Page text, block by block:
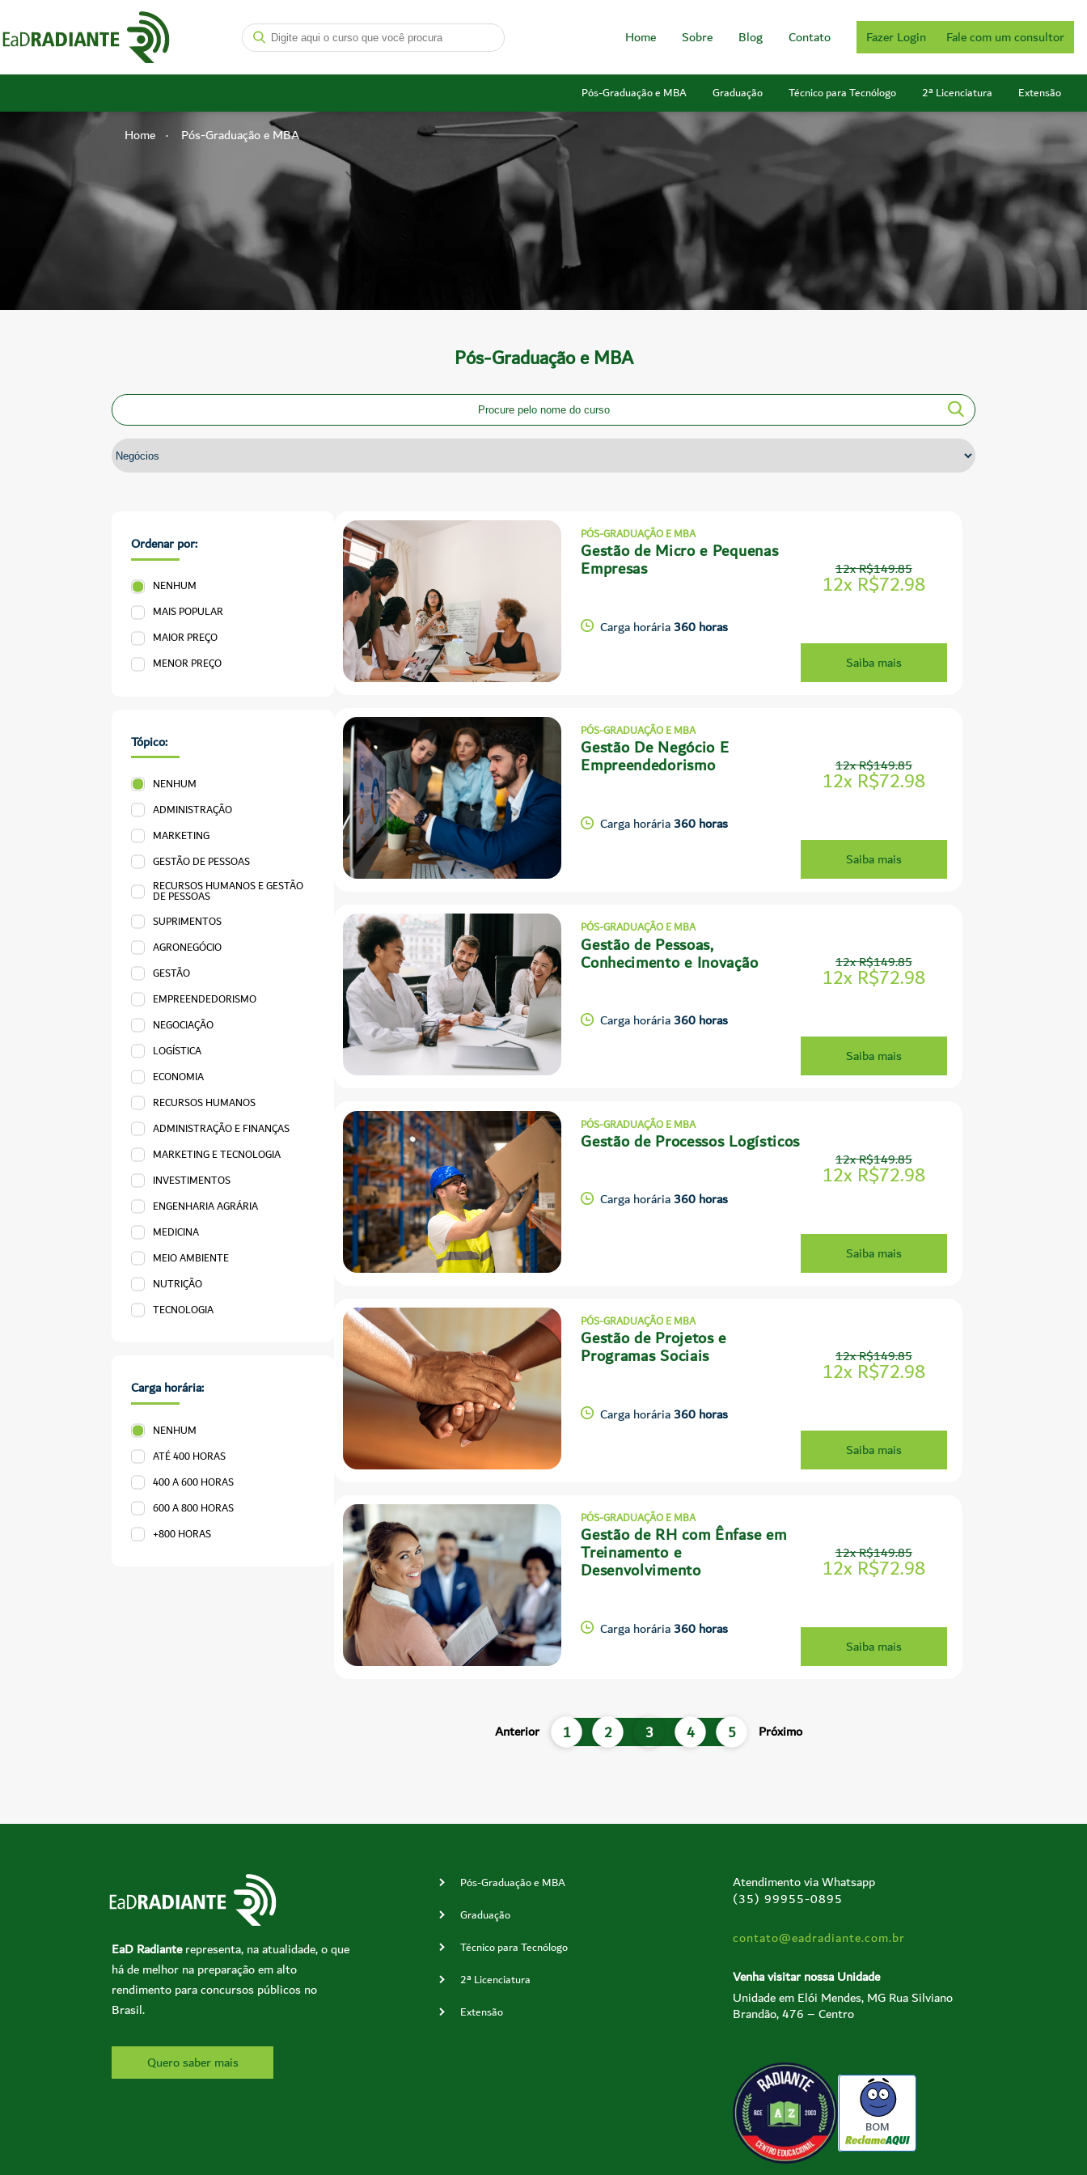
Home Sobre Blog Contato Fazer Login Fale com um consultor
Pós-Graduação e MBA Graduação Técnico para Tecnólogo 2ª Licenciatura Extensão
Home Pós-Graduação e MBA
Pós-Graduação e MBA
Ordenar por:
NENHUM
MAIS POPULAR
MAIOR PREÇO
MENOR PREÇO
Tópico:
NENHUM
ADMINISTRAÇÃO
MARKETING
GESTÃO DE PESSOAS
RECURSOS HUMANOS E GESTÃO
DE PESSOAS
SUPRIMENTOS
AGRONEGÓCIO
GESTÃO
EMPREENDEDORISMO
NEGOCIAÇÃO
LOGÍSTICA
ECONOMIA
RECURSOS HUMANOS
ADMINISTRAÇÃO E FINANÇAS
MARKETING E TECNOLOGIA
INVESTIMENTOS
ENGENHARIA AGRÁRIA
MEDICINA
MEIO AMBIENTE
NUTRIÇÃO
TECNOLOGIA
Carga horária:
NENHUM
ATÉ 400 HORAS
400 A 600 HORAS
600 A 800 HORAS
+800 HORAS
PÓS-GRADUAÇÃO E MBA
Gestão de Micro e Pequenas
Empresas
Carga horária360 horas
12x R$149.85
12x R$72.98
Saiba mais
PÓS-GRADUAÇÃO E MBA
Gestão De Negócio E
Empreendedorismo
Carga horária360 horas
12x R$149.85
12x R$72.98
Saiba mais
PÓS-GRADUAÇÃO E MBA
Gestão de Pessoas,
Conhecimento e Inovação
Carga horária360 horas
12x R$149.85
12x R$72.98
Saiba mais
PÓS-GRADUAÇÃO E MBA
Gestão de Processos Logísticos
Carga horária360 horas
12x R$149.85
12x R$72.98
Saiba mais
PÓS-GRADUAÇÃO E MBA
Gestão de Projetos e
Programas Sociais
Carga horária360 horas
12x R$149.85
12x R$72.98
Saiba mais
PÓS-GRADUAÇÃO E MBA
Gestão de RH com Ênfase em
Treinamento e
Desenvolvimento
Carga horária360 horas
12x R$149.85
12x R$72.98
Saiba mais
Anterior 1 2 3 4 5 Próximo
EaD Radianterepresenta, na atualidade, o que
há de melhor na preparação em alto
rendimento para concursos públicos no
Brasil.
Quero saber mais
Pós-Graduação e MBA
Graduação
Técnico para Tecnólogo
2ª Licenciatura
Extensão
Atendimento via Whatsapp
(35) 99955-0895
contato@eadradiante.com.br
Venha visitar nossa Unidade
Unidade em Elói Mendes, MG Rua Silviano
Brandão, 476 – Centro
BOM